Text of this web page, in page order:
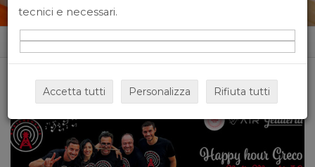
Home News&events
tecnici e necessari.
Accetta tutti Personalizza Rifiuta tutti